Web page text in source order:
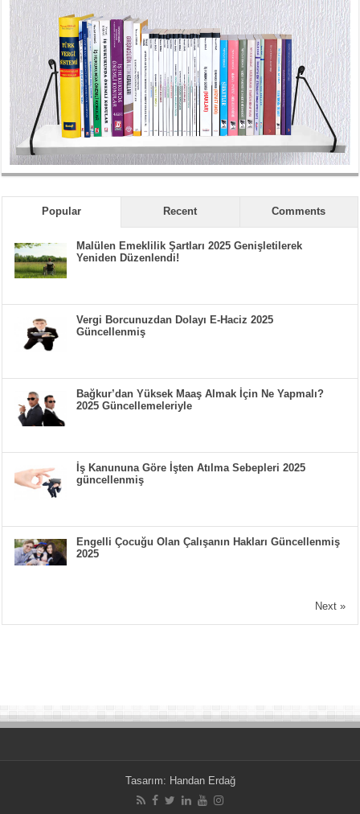
Popular Recent Comments
Malülen Emeklilik Şartları 2025 Genişletilerek
Yeniden Düzenlendi!
Vergi Borcunuzdan Dolayı E-Haciz 2025
Güncellenmiş
Bağkur’dan Yüksek Maaş Almak İçin Ne Yapmalı?
2025 Güncellemeleriyle
İş Kanununa Göre İşten Atılma Sebepleri 2025
güncellenmiş
Engelli Çocuğu Olan Çalışanın Hakları Güncellenmiş
2025
Next »
Tasarım: Handan Erdağ